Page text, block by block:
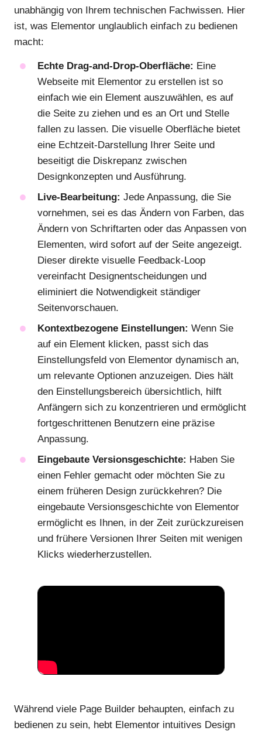
unabhängig von Ihrem technischen Fachwissen. Hier
ist, was Elementor unglaublich einfach zu bedienen
macht:
Echte Drag-and-Drop-Oberfläche: Eine
Webseite mit Elementor zu erstellen ist so
einfach wie ein Element auszuwählen, es auf
die Seite zu ziehen und es an Ort und Stelle
fallen zu lassen. Die visuelle Oberfläche bietet
eine Echtzeit-Darstellung Ihrer Seite und
beseitigt die Diskrepanz zwischen
Designkonzepten und Ausführung.
Live-Bearbeitung: Jede Anpassung, die Sie
vornehmen, sei es das Ändern von Farben, das
Ändern von Schriftarten oder das Anpassen von
Elementen, wird sofort auf der Seite angezeigt.
Dieser direkte visuelle Feedback-Loop
vereinfacht Designentscheidungen und
eliminiert die Notwendigkeit ständiger
Seitenvorschauen.
Kontextbezogene Einstellungen: Wenn Sie
auf ein Element klicken, passt sich das
Einstellungsfeld von Elementor dynamisch an,
um relevante Optionen anzuzeigen. Dies hält
den Einstellungsbereich übersichtlich, hilft
Anfängern sich zu konzentrieren und ermöglicht
fortgeschrittenen Benutzern eine präzise
Anpassung.
Eingebaute Versionsgeschichte: Haben Sie
einen Fehler gemacht oder möchten Sie zu
einem früheren Design zurückkehren? Die
eingebaute Versionsgeschichte von Elementor
ermöglicht es Ihnen, in der Zeit zurückzureisen
und frühere Versionen Ihrer Seiten mit wenigen
Klicks wiederherzustellen.
Während viele Page Builder behaupten, einfach zu
bedienen zu sein, hebt Elementor intuitives Design